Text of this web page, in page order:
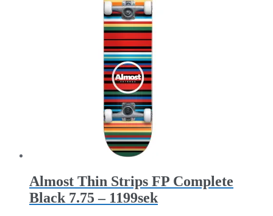
Almost Thin Strips FP Complete
Black 7.75 – 1199sek